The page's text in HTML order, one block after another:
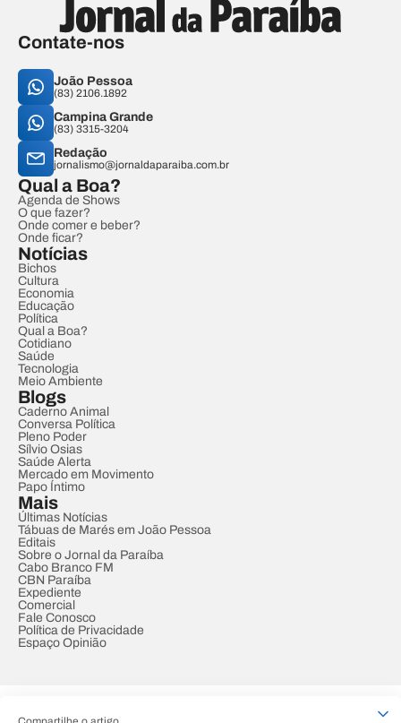
Contate-nos
João Pessoa
(83) 2106.1892
Campina Grande
(83) 3315-3204
Redação
jornalismo@jornaldaparaiba.com.br
Qual a Boa?
Agenda de Shows
O que fazer?
Onde comer e beber?
Onde ficar?
Notícias
Bichos
Cultura
Economia
Educação
Política
Qual a Boa?
Cotidiano
Saúde
Tecnologia
Meio Ambiente
Blogs
Caderno Animal
Conversa Política
Pleno Poder
Sílvio Osias
Saúde Alerta
Mercado em Movimento
Papo Íntimo
Mais
Últimas Notícias
Tábuas de Marés em João Pessoa
Editais
Sobre o Jornal da Paraíba
Cabo Branco FM
CBN Paraíba
Expediente
Comercial
Fale Conosco
Política de Privacidade
Espaço Opinião